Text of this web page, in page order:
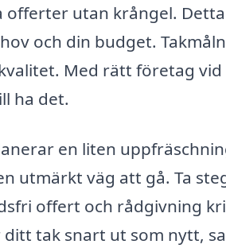
offerter utan krångel.
och din budget.
Med rätt företag
ha det.
en liten
utmärkt väg att gå. Ta
offert och rådgivning
tak snart ut som nytt,